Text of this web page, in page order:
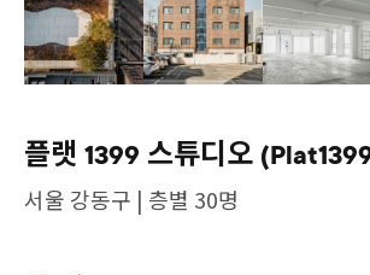
플랫 1399 스튜디오
서울 강동구 | 층별 30명